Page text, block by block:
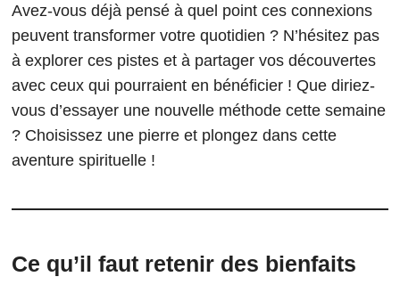
Avez-vous déjà pensé à quel point ces connexions
peuvent transformer votre quotidien ? N’hésitez pas
à explorer ces pistes et à partager vos découvertes
avec ceux qui pourraient en bénéficier ! Que diriez-
vous d’essayer une nouvelle méthode cette semaine
? Choisissez une pierre et plongez dans cette
aventure spirituelle !
Ce qu’il faut retenir des bienfaits